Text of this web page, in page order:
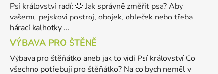
Psí království radí: 🐶 Jak správně změřit psa? Aby
vašemu pejskovi postroj, obojek, obleček nebo třeba
hárací kalhotky ...
VÝBAVA PRO ŠTĚNĚ
Výbava pro štěňátko aneb jak to vidí Psí království Co
všechno potřebuji pro štěňátko? Na co bych neměl v